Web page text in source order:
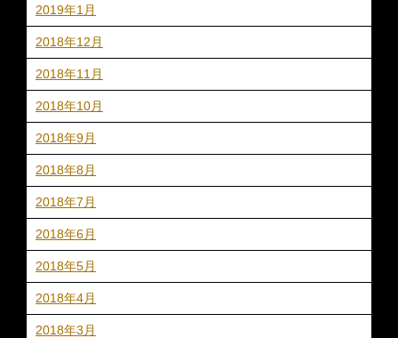
2019年1月
2018年12月
2018年11月
2018年10月
2018年9月
2018年8月
2018年7月
2018年6月
2018年5月
2018年4月
2018年3月